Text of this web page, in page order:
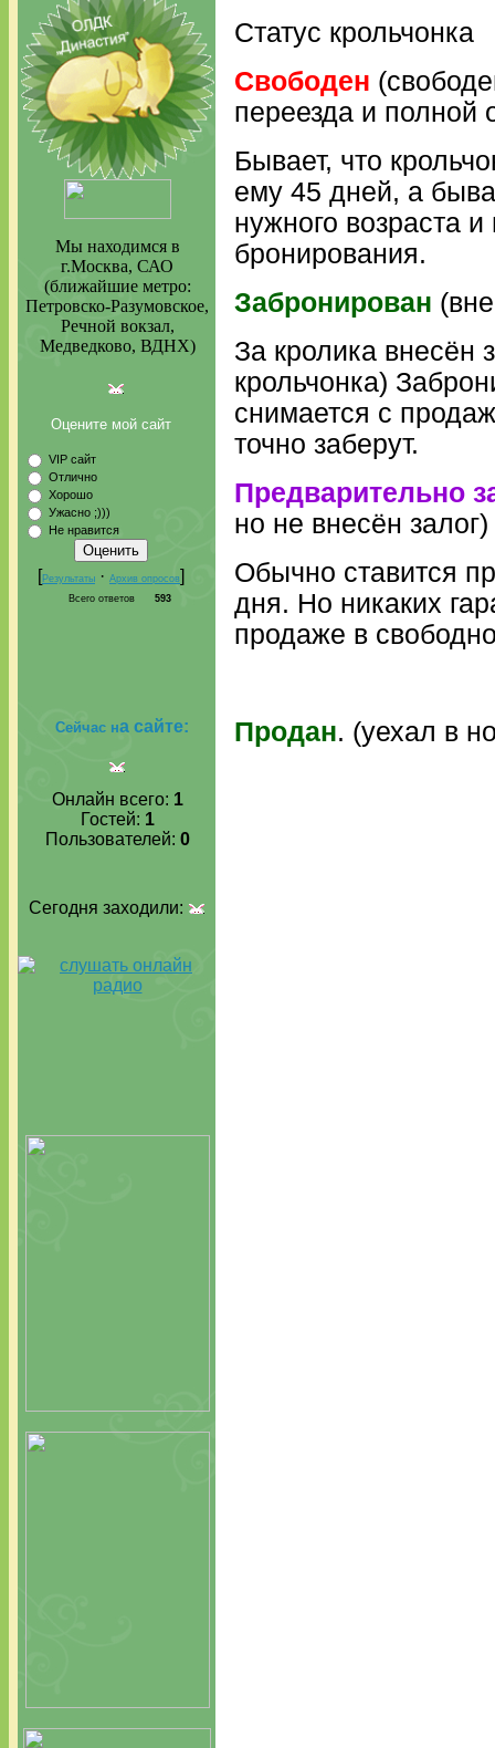
Мы находимся в
г.Москва, САО
(ближайшие метро:
Петровско-Разумовское,
Речной вокзал,
Медведково, ВДНХ)
Оцените мой сайт
VIP сайт
Отлично
Хорошо
Ужасно ;)))
Не нравится
[Результаты · Архив опросов]
Всего ответов 593
Сейчас на сайте:
Онлайн всего: 1
Гостей: 1
Пользователей: 0
Сегодня заходили:
Статус крольчонка
Свободен
переезда и полной
Бывает, что
ему 45 дней, а
нужного возраста
бронирования.
Забронирован
За кролика внесён
крольчонка)
снимается с
точно заберут.
Предварительно
но не внесён залог)
Обычно ставится
дня. Но никаких
продаже в
Продан. (уехал в